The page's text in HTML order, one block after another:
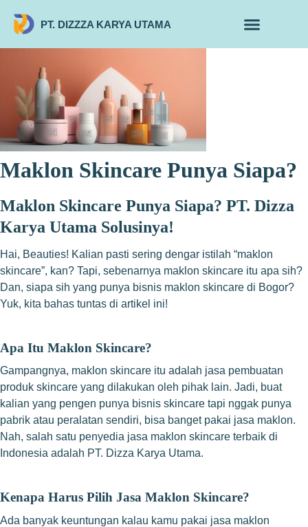
PT. DIZZZA KARYA UTAMA
Maklon Skincare Punya Siapa?
Maklon Skincare Punya Siapa? PT. Dizza
Karya Utama Solusinya!
Hai, Beauties! Kalian pasti sering dengar istilah “maklon
skincare”, kan? Tapi, sebenarnya maklon skincare itu apa sih?
Dan, siapa sih yang punya bisnis maklon skincare di Bogor?
Yuk, kita bahas tuntas di artikel ini!
Apa Itu Maklon Skincare?
Gampangnya, maklon skincare itu adalah jasa pembuatan
produk skincare yang dilakukan oleh pihak lain. Jadi, buat
kalian yang pengen punya bisnis skincare tapi nggak punya
pabrik atau peralatan sendiri, bisa banget pakai jasa maklon.
Nah, salah satu penyedia jasa maklon skincare terbaik di
Indonesia adalah PT. Dizza Karya Utama.
Kenapa Harus Pilih Jasa Maklon Skincare?
Ada banyak keuntungan kalau kamu pakai jasa maklon